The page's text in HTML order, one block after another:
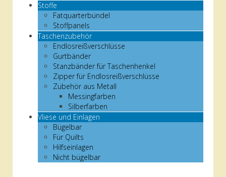
Stoffe
Fatquarterbündel
Stoffpanels
Taschenzubehör
Endlosreißverschlüsse
Gurtbänder
Stanzbänder für Taschenhenkel
Zipper für Endlosreißverschlüsse
Zubehör aus Metall
Messingfarben
Silberfarben
Vliese und Einlagen
Bügelbar
Für Quilts
Hilfseinlagen
Nicht bügelbar